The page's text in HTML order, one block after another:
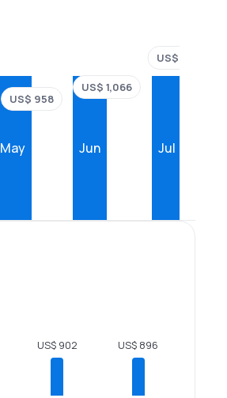
May
US$ 958
Jun
US$ 1,066
Jul
US$ 1,340
US$ 902 US$ 896